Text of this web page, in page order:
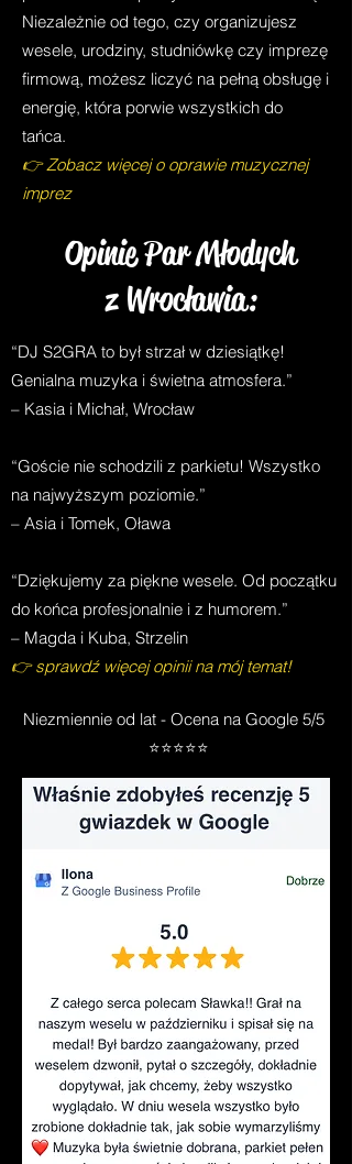
Niezależnie od tego, czy organizujesz
wesele, urodziny, studniówkę czy imprezę
firmową, możesz liczyć na pełną obsługę i
energię, która porwie wszystkich do
tańca.
👉 Zobacz więcej o oprawie muzycznej
imprez
Opinie Par Młodych
z Wrocławia:
“DJ S2GRA to był strzał w dziesiątkę!
Genialna muzyka i świetna atmosfera.”
– Kasia i Michał, Wrocław
“Goście nie schodzili z parkietu! Wszystko
na najwyższym poziomie.”
– Asia i Tomek, Oława
“Dziękujemy za piękne wesele. Od początku
do końca profesjonalnie i z humorem.”
– Magda i Kuba, Strzelin
👉 sprawdź więcej opinii na mój temat!
Niezmiennie od lat - Ocena na Google 5/5
⭐⭐⭐⭐⭐